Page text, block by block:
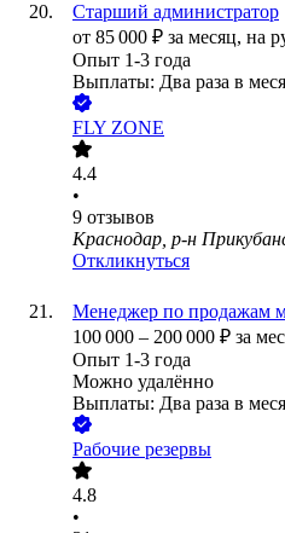
Старший администратор
от 85 000 ₽ за месяц, на
Опыт 1-3 года
Выплаты: Два раза в
FLY ZONE
4.4
•
9 отзывов
Краснодар, р-н
Откликнуться
Менеджер по продажам
100 000 – 200 000 ₽ за
Опыт 1-3 года
Можно удалённо
Выплаты: Два раза в
Рабочие резервы
4.8
•